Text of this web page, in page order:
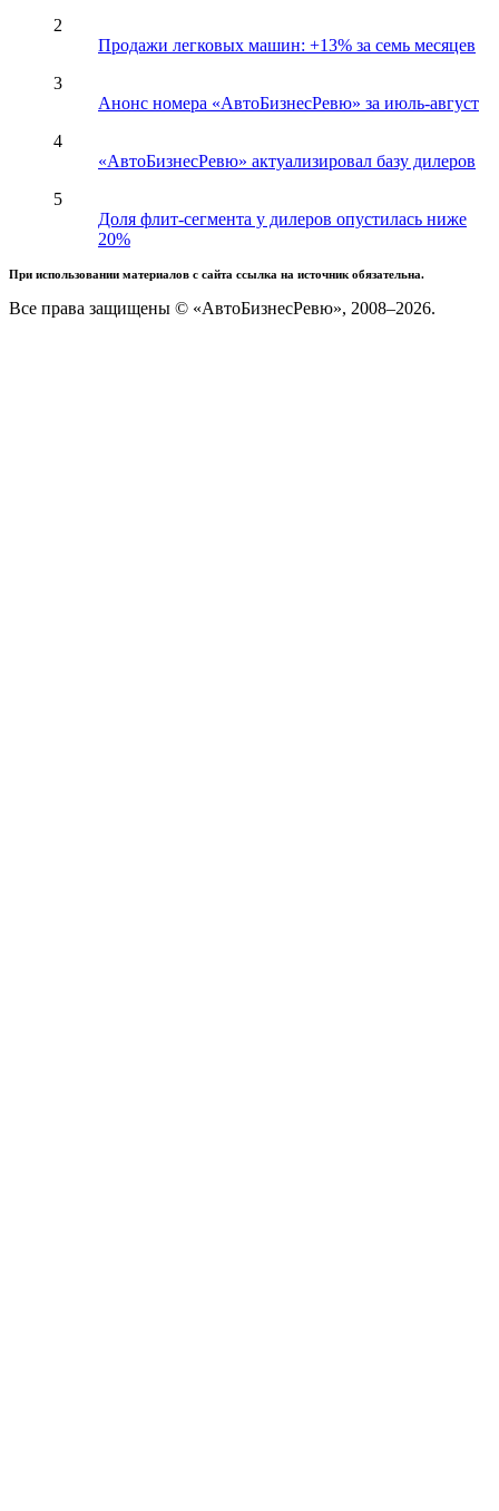
2
Продажи легковых машин: +13% за семь месяцев
3
Анонс номера «АвтоБизнесРевю» за июль-август
4
«АвтоБизнесРевю» актуализировал базу дилеров
5
Доля флит-сегмента у дилеров опустилась ниже
20%
При использовании материалов с сайта ссылка на источник обязательна.
Все права защищены © «АвтоБизнесРевю», 2008–2026.